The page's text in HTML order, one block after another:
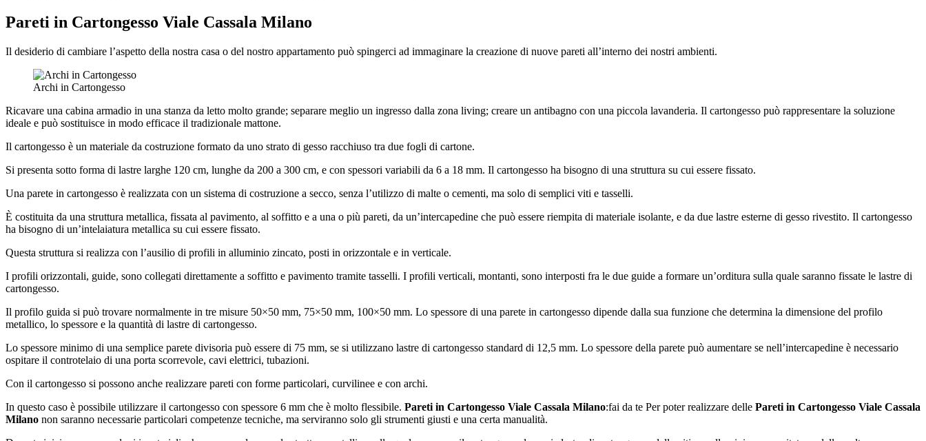
Pareti in Cartongesso Viale Cassala Milano
Il desiderio di cambiare l’aspetto della nostra casa o del nostro appartamento può spingerci ad immaginare la creazione di nuove pareti all’interno dei nostri ambienti.
Archi in Cartongesso
Ricavare una cabina armadio in una stanza da letto molto grande; separare meglio un ingresso dalla zona living; creare un antibagno con una piccola lavanderia. Il cartongesso può rappresentare la soluzione
ideale e può sostituisce in modo efficace il tradizionale mattone.
Il cartongesso è un materiale da costruzione formato da uno strato di gesso racchiuso tra due fogli di cartone.
Si presenta sotto forma di lastre larghe 120 cm, lunghe da 200 a 300 cm, e con spessori variabili da 6 a 18 mm. Il cartongesso ha bisogno di una struttura su cui essere fissato.
Una parete in cartongesso è realizzata con un sistema di costruzione a secco, senza l’utilizzo di malte o cementi, ma solo di semplici viti e tasselli.
È costituita da una struttura metallica, fissata al pavimento, al soffitto e a una o più pareti, da un’intercapedine che può essere riempita di materiale isolante, e da due lastre esterne di gesso rivestito. Il cartongesso
ha bisogno di un’intelaiatura metallica su cui essere fissato.
Questa struttura si realizza con l’ausilio di profili in alluminio zincato, posti in orizzontale e in verticale.
I profili orizzontali, guide, sono collegati direttamente a soffitto e pavimento tramite tasselli. I profili verticali, montanti, sono interposti fra le due guide a formare un’orditura sulla quale saranno fissate le lastre di
cartongesso.
Il profilo guida si può trovare normalmente in tre misure 50×50 mm, 75×50 mm, 100×50 mm. Lo spessore di una parete in cartongesso dipende dalla sua funzione che determina la dimensione del profilo
metallico, lo spessore e la quantità di lastre di cartongesso.
Lo spessore minimo di una semplice parete divisoria può essere di 75 mm, se si utilizzano lastre di cartongesso standard di 12,5 mm. Lo spessore della parete può aumentare se nell’intercapedine è necessario
ospitare il controtelaio di una porta scorrevole, cavi elettrici, tubazioni.
Con il cartongesso si possono anche realizzare pareti con forme particolari, curvilinee e con archi.
In questo caso è possibile utilizzare il cartongesso con spessore 6 mm che è molto flessibile. Pareti in Cartongesso Viale Cassala Milano:fai da te Per poter realizzare delle Pareti in Cartongesso Viale Cassala
Milano non saranno necessarie particolari competenze tecniche, ma serviranno solo gli strumenti giusti e una certa manualità.